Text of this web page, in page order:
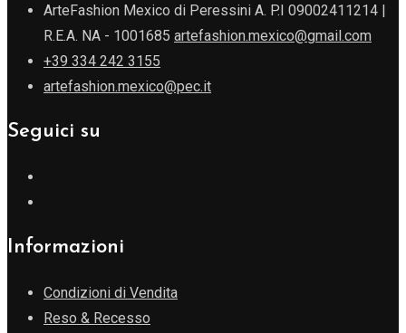
ArteFashion Mexico di Peressini A. P.I 09002411214 |
R.E.A. NA - 1001685 artefashion.mexico@gmail.com
+39 334 242 3155
artefashion.mexico@pec.it
Seguici su
Informazioni
Condizioni di Vendita
Reso & Recesso